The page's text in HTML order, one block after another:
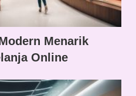
Menarik
Online